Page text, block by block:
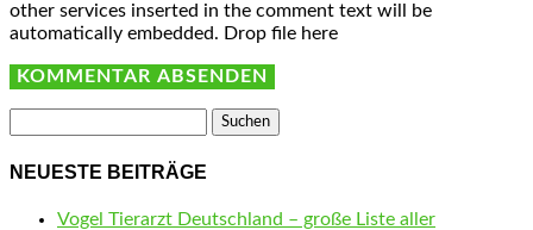
other services inserted in the comment text will be
automatically embedded. Drop file here
nach:
NEUESTE BEITRÄGE
Vogel Tierarzt Deutschland – große Liste aller